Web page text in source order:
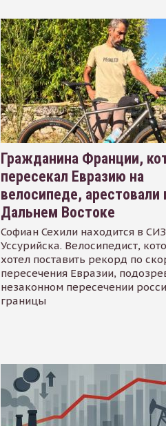
Гражданина Франции,
пересекал Евразию на
велосипеде, арестовали
Дальнем Востоке
Софиан Сехили находится в
Уссурийска. Велосипедист,
хотел поставить рекорд по
пересечения Евразии,
незаконном пересечении
границы